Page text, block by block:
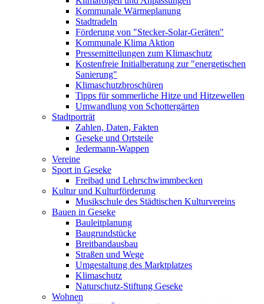
Kommunale Wärmeplanung
Stadtradeln
Förderung von "Stecker-Solar-Geräten"
Kommunale Klima Aktion
Pressemitteilungen zum Klimaschutz
Kostenfreie Initialberatung zur "energetischen
Sanierung"
Klimaschutzbroschüren
Tipps für sommerliche Hitze und Hitzewellen
Umwandlung von Schottergärten
Stadtporträt
Zahlen, Daten, Fakten
Geseke und Ortsteile
Jedermann-Wappen
Vereine
Sport in Geseke
Freibad und Lehrschwimmbecken
Kultur und Kulturförderung
Musikschule des Städtischen Kulturvereins
Bauen in Geseke
Bauleitplanung
Baugrundstücke
Breitbandausbau
Straßen und Wege
Umgestaltung des Marktplatzes
Klimaschutz
Naturschutz-Stiftung Geseke
Wohnen